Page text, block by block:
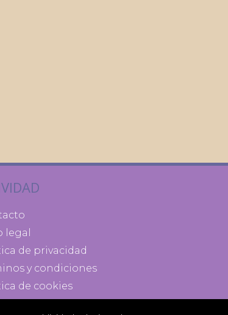
legal
de privacidad
y condiciones
de cookies